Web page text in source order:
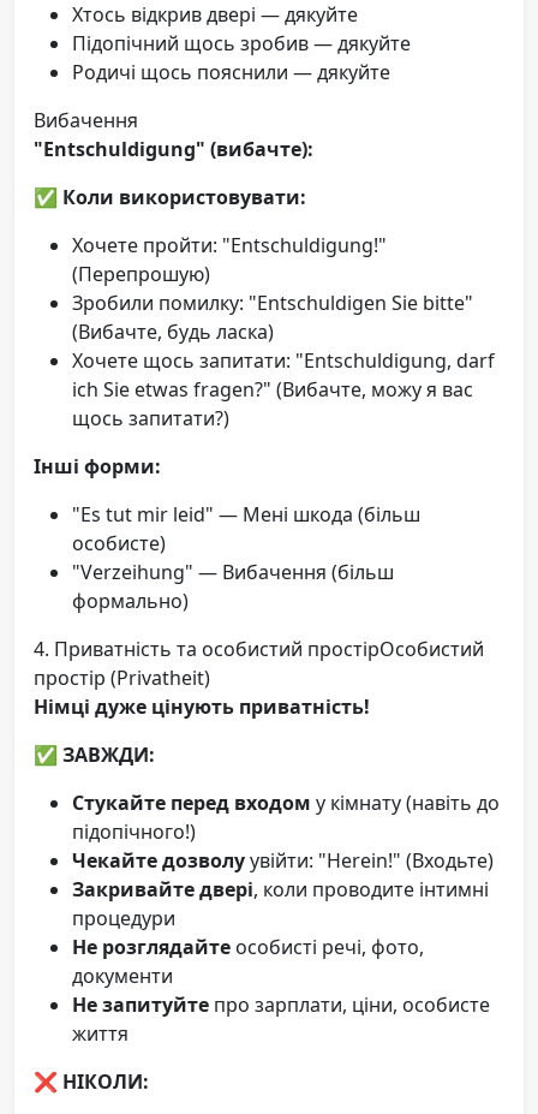
Хтось відкрив двері — дякуйте
Підопічний щось зробив — дякуйте
Родичі щось пояснили — дякуйте
Вибачення
"Entschuldigung" (вибачте):
✅ Коли використовувати:
Хочете пройти: "Entschuldigung!"
(Перепрошую)
Зробили помилку: "Entschuldigen Sie bitte"
(Вибачте, будь ласка)
Хочете щось запитати: "Entschuldigung, darf
ich Sie etwas fragen?" (Вибачте, можу я вас
щось запитати?)
Інші форми:
"Es tut mir leid" — Мені шкода (більш
особисте)
"Verzeihung" — Вибачення (більш
формально)
4. Приватність та особистий простірОсобистий
простір (Privatheit)
Німці дуже цінують приватність!
✅ ЗАВЖДИ:
Стукайте перед входом у кімнату (навіть до
підопічного!)
Чекайте дозволуувійти: "Herein!" (Входьте)
Закривайте двері, коли проводите інтимні
процедури
Не розглядайте особисті речі, фото,
документи
Не запитуйте про зарплати, ціни, особисте
життя
❌ НІКОЛИ: